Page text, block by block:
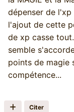
dépenser de
l'ajout de cette
de xp casse
semble
points de magie
compétence...
Citer